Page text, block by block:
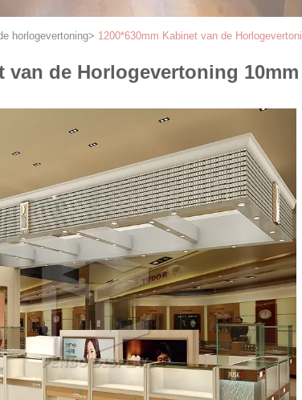
horlogevertoning> 1200*630mm Kabinet van de
van de Horlogevertoning